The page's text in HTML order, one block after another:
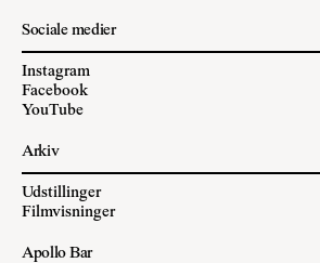
Sociale medier
Instagram
Facebook
YouTube
Arkiv
Udstillinger
Filmvisninger
Apollo Bar